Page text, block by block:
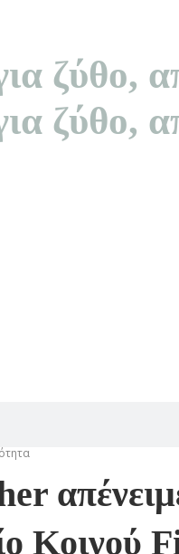
ζύθο,
ζύθο,
Κοινού